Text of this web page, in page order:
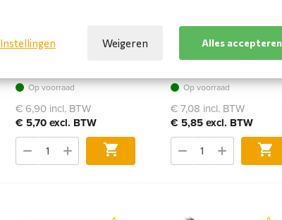
verbindingskabel-type D
> A - M/M - 1.0m
Op voorraad
€ 6,90 incl. BTW
€ 5,70 excl. BTW
Bestel
HDMI High Speed
verbindingskabel-type D
Op voorraad
€ 7,08 incl. BTW
€ 5,85 excl. BTW
Bestel
Instellingen Weigeren Alles accepteren